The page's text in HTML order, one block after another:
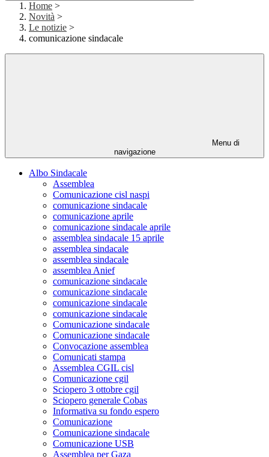
Home >
Novità >
Le notizie >
comunicazione sindacale
Menu di
navigazione
Albo Sindacale
Assemblea
Comunicazione cisl naspi
comunicazione sindacale
comunicazione aprile
comunicazione sindacale aprile
assemblea sindacale 15 aprile
assemblea sindacale
assemblea sindacale
assemblea Anief
comunicazione sindacale
comunicazione sindacale
comunicazione sindacale
comunicazione sindacale
Comunicazione sindacale
Comunicazione sindacale
Convocazione assemblea
Comunicati stampa
Assemblea CGIL cisl
Comunicazione cgil
Sciopero 3 ottobre cgil
Sciopero generale Cobas
Informativa su fondo espero
Comunicazione
Comunicazione sindacale
Comunicazione USB
Assemblea per Gaza